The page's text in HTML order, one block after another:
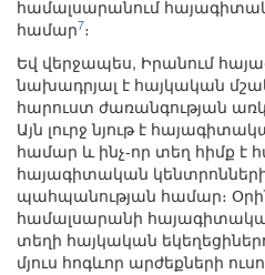
համալսարանում
համար7։
Եվ վերջապես, Իրանում
նախադրյալ է հայկական
հարուստ ժառանգության
Այն լուրջ նյութ է
համար և ինչ-որ տեղ հիմք է
հայագիտական
պահպանության համար։
համալսարանի
տեղի հայկական
մյուս հոգևոր արժեքների